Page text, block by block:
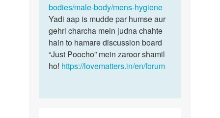
bodies/male-body/mens-hygiene
Yadi aap is mudde par humse aur
gehri charcha mein judna chahte
hain to hamare discussion board
“Just Poocho” mein zaroor shamil
ho! https://lovematters.in/en/forum